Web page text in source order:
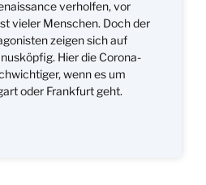
verholfen, vor
vieler Menschen. Doch der
zeigen sich auf
Hier die Corona-
wenn es um
oder Frankfurt geht.